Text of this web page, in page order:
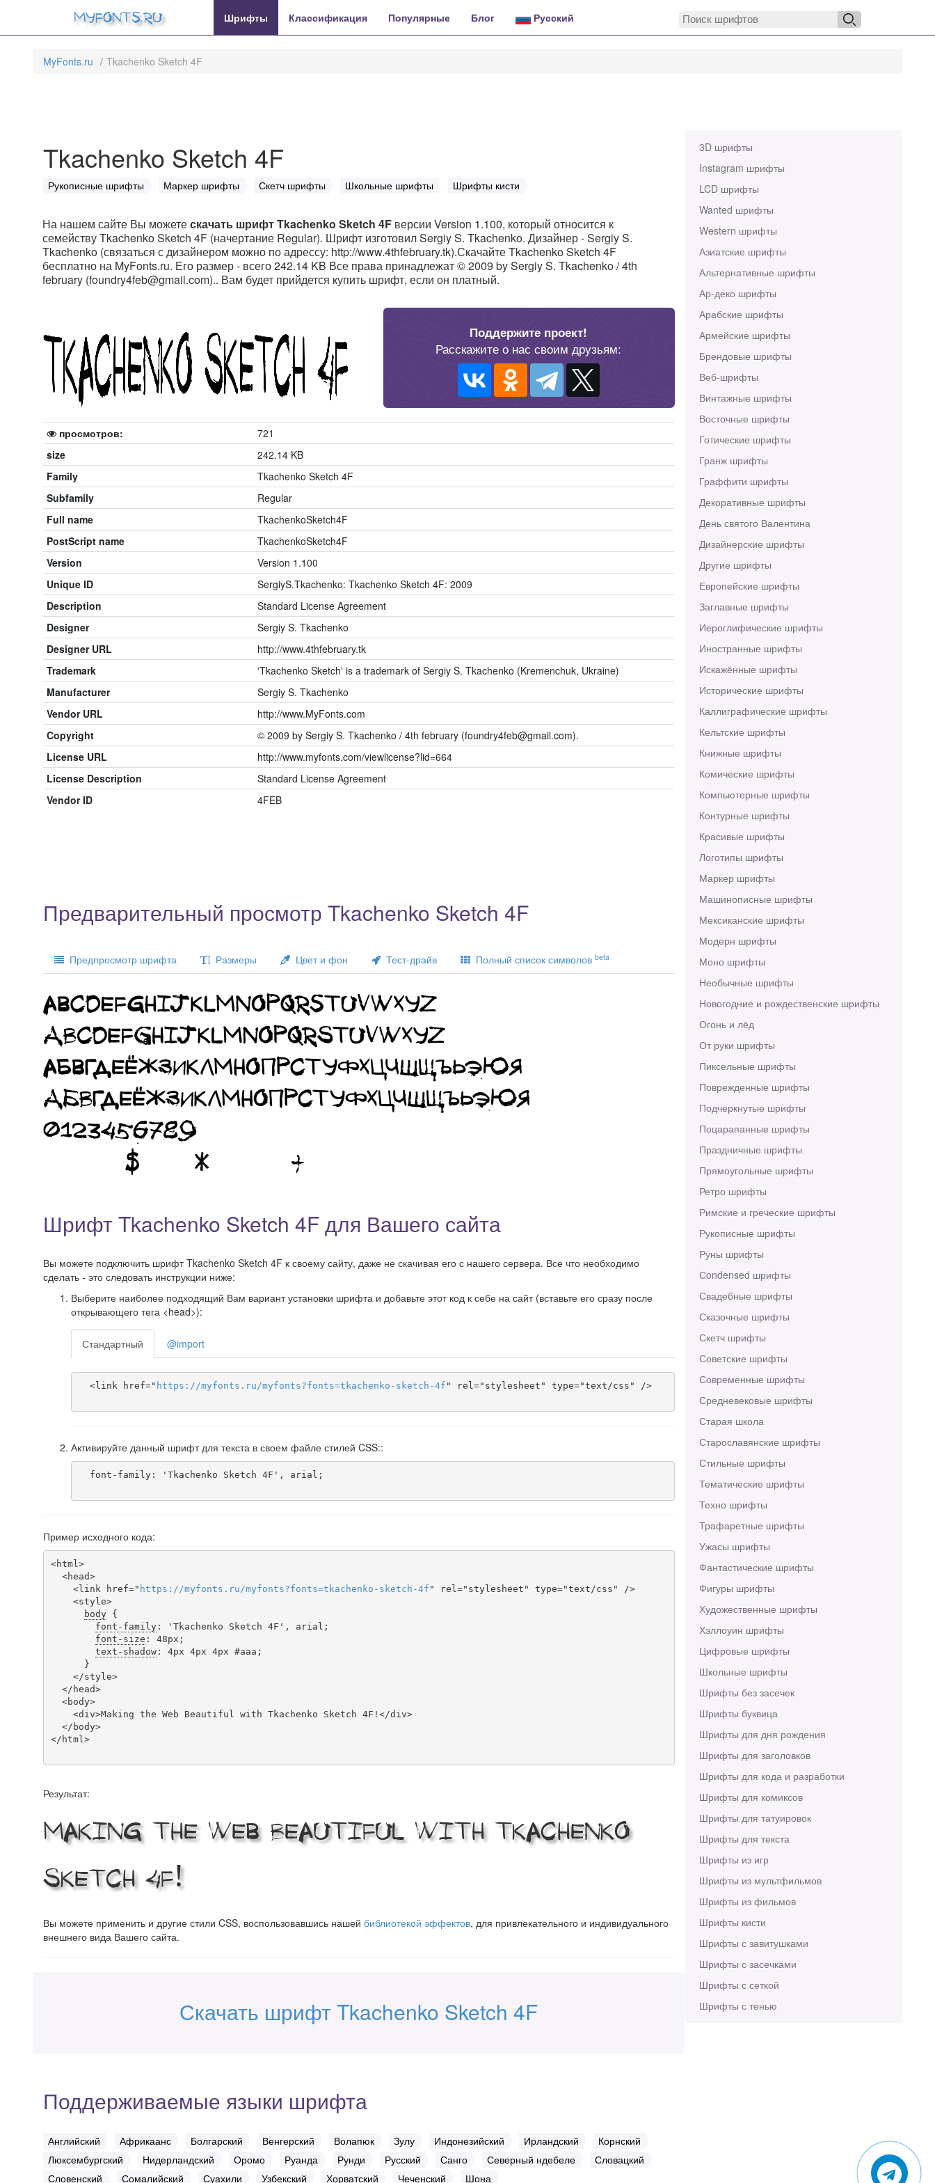
MyFonts.ru Шрифты Классификация Популярные Блог Русский
MyFonts.ru Tkachenko Sketch 4F
3D шрифты
Instagram шрифты
LCD шрифты
Wanted шрифты
Western шрифты
Азиатские шрифты
Альтернативные шрифты
Ар-деко шрифты
Арабские шрифты
Армейские шрифты
Брендовые шрифты
Веб-шрифты
Винтажные шрифты
Восточные шрифты
Готические шрифты
Гранж шрифты
Граффити шрифты
Декоративные шрифты
День святого Валентина
Дизайнерские шрифты
Другие шрифты
Европейские шрифты
Заглавные шрифты
Иероглифические шрифты
Иностранные шрифты
Искажённые шрифты
Исторические шрифты
Каллиграфические шрифты
Кельтские шрифты
Книжные шрифты
Комические шрифты
Компьютерные шрифты
Контурные шрифты
Красивые шрифты
Логотипы шрифты
Маркер шрифты
Машинописные шрифты
Мексиканские шрифты
Модерн шрифты
Моно шрифты
Необычные шрифты
Новогодние и рождественские шрифты
Огонь и лёд
От руки шрифты
Пиксельные шрифты
Поврежденные шрифты
Подчеркнутые шрифты
Поцарапанные шрифты
Праздничные шрифты
Прямоугольные шрифты
Ретро шрифты
Римские и греческие шрифты
Рукописные шрифты
Руны шрифты
Сondensed шрифты
Свадебные шрифты
Сказочные шрифты
Скетч шрифты
Советские шрифты
Современные шрифты
Средневековые шрифты
Старая школа
Старославянские шрифты
Стильные шрифты
Тематические шрифты
Техно шрифты
Трафаретные шрифты
Ужасы шрифты
Фантастические шрифты
Фигуры шрифты
Художественные шрифты
Хэллоуин шрифты
Цифровые шрифты
Школьные шрифты
Шрифты без засечек
Шрифты буквица
Шрифты для дня рождения
Шрифты для заголовков
Шрифты для кода и разработки
Шрифты для комиксов
Шрифты для татуировок
Шрифты для текста
Шрифты из игр
Шрифты из мультфильмов
Шрифты из фильмов
Шрифты кисти
Шрифты с завитушками
Шрифты с засечками
Шрифты с сеткой
Шрифты с тенью
Tkachenko Sketch 4F
Рукописные шрифты Маркер шрифты Скетч шрифты Школьные шрифты Шрифты кисти
На нашем сайте Вы можетескачать шрифт Tkachenko Sketch 4F версии Version 1.100, который относится к
семейству Tkachenko Sketch 4F (начертание Regular). Шрифт изготовил Sergiy S. Tkachenko. Дизайнер - Sergiy S.
Tkachenko (связаться с дизайнером можно по адрессу: http://www.4thfebruary.tk).Скачайте Tkachenko Sketch 4F
бесплатно на MyFonts.ru. Его размер - всего 242.14 KB Все права принадлежат © 2009 by Sergiy S. Tkachenko / 4th
february (foundry4feb@gmail.com).. Вам будет прийдется купить шрифт, если он платный.
Поддержите проект!
Расскажите о нас своим друзьям:
просмотров:
721
size
242.14 KB
Family
Tkachenko Sketch 4F
Subfamily
Regular
Full name
TkachenkoSketch4F
PostScript name
TkachenkoSketch4F
Version
Version 1.100
Unique ID
SergiyS.Tkachenko: Tkachenko Sketch 4F: 2009
Description
Standard License Agreement
Designer
Sergiy S. Tkachenko
Designer URL
http://www.4thfebruary.tk
Trademark
'Tkachenko Sketch' is a trademark of Sergiy S. Tkachenko (Kremenchuk, Ukraine)
Manufacturer
Sergiy S. Tkachenko
Vendor URL
http://www.MyFonts.com
Copyright
© 2009 by Sergiy S. Tkachenko / 4th february (foundry4feb@gmail.com).
License URL
http://www.myfonts.com/viewlicense?lid=664
License Description
Standard License Agreement
Vendor ID
4FEB
Предварительный просмотр Tkachenko Sketch 4F
Предпросмотр шрифта Размеры Цвет и фон Тест-драйв Полный список символов beta
Шрифт Tkachenko Sketch 4F для Вашего сайта
Вы можете подключить шрифт Tkachenko Sketch 4F к своему сайту, даже не скачивая его с нашего сервера. Все что необходимо
сделать - это следовать инструкции ниже:
Выберите наиболее подходящий Вам вариант установки шрифта и добавьте этот код к себе на сайт (вставьте его сразу после
открывающего тега <head>):
Стандартный @import
  <link href="
https ://myfonts . ru /myfonts?fonts=tkachenko-sketch-4f " rel="stylesheet" type="text/css" />
Активируйте данный шрифт для текста в своем файле стилей CSS::
Пример исходного кода:
<html>
    <link href="
https ://myfonts . ru /myfonts?fonts=tkachenko-sketch-4f " rel="stylesheet" type="text/css" />
body {
font-family: 'Tkachenko Sketch 4F', arial;
font-size : 48px;
text-shadow: 4px 4px 4px #aaa;
</html>
Результат:
Making the Web Beautiful with Tkachenko
Sketch 4F!
Вы можете применить и другие стили CSS, воспользовавшись нашей библиотекой эффектов, для привлекательного и индивидуального
внешнего вида Вашего сайта.
Скачать шрифт Tkachenko Sketch 4F
Поддерживаемые языки шрифта
Английский Африкаанс Болгарский Венгерский Волапюк Зулу Индонезийский Ирландский
Корнский
Люксембургский
Нидерландский Оромо Руанда Рунди Русский Санго Северный ндебеле
Словацкий
Словенский
Сомалийский Суахили Узбекский Хорватский Чеченский Шона